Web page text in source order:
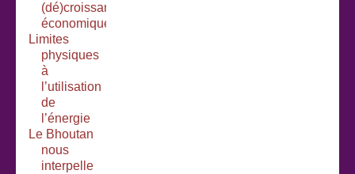
(dé)croissance
économique
Limites
physiques
à
l’utilisation
de
l’énergie
Le Bhoutan
nous
interpelle